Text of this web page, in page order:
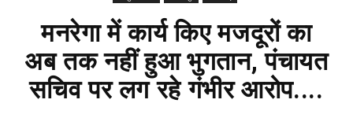
मनरेगा में कार्य किए मजदूरों का
अब तक नहीं हुआ भुगतान, पंचायत
सचिव पर लग रहे गंभीर आरोप....